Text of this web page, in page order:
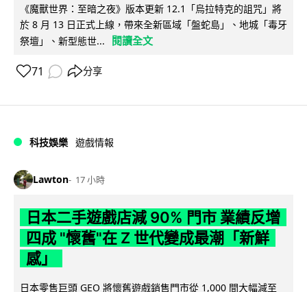
《魔獸世界：至暗之夜》版本更新 12.1「烏拉特克的詛咒」將
於 8 月 13 日正式上線，帶來全新區域「盤蛇島」、地城「毒牙
祭壇」、新型態世...
閱讀全文
71 分享
科技娛樂 遊戲情報
Lawton 17 小時
日本二手遊戲店減 90% 門市 業績反增
四成 "懷舊"在 Z 世代變成最潮「新鮮
感」
日本零售巨頭 GEO 將懷舊遊戲銷售門市從 1,000 間大幅減至